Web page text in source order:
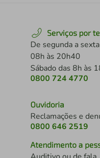
Serviços por
De segunda a
08h às 20h40
Sábado das 8h às
0800 724 4770
Ouvidoria
Reclamações e
0800 646 2519
Atendimento a